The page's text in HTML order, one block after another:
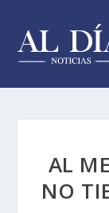
AL
NO